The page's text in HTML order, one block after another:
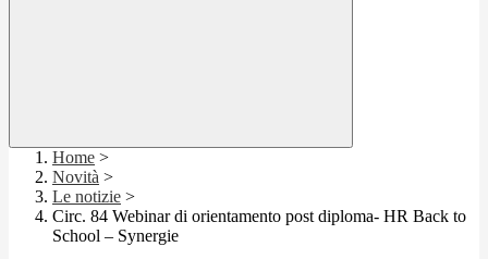
Home >
Novità >
Le notizie >
Circ. 84 Webinar di orientamento post diploma- HR Back to
School – Synergie